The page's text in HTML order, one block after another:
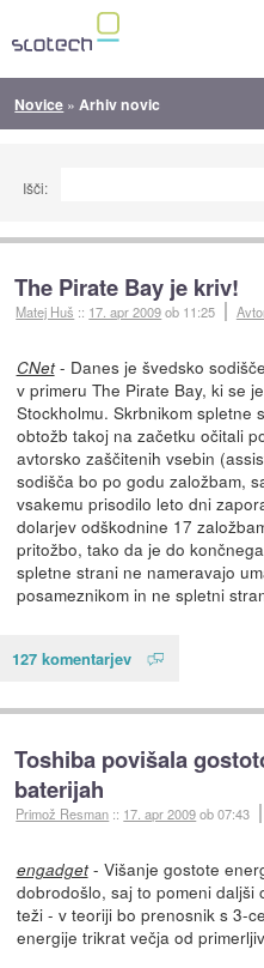
Novice » Arhiv novic
Išči:
The Pirate Bay je kriv!
Matej Huš :: 17. apr 2009ob 11:25
CNet- Danes je švedsko
v primeru The Pirate Bay, ki se
Stockholmu. Skrbnikom spletne
obtožb takoj na začetku očitali
avtorsko zaščitenih vsebin
sodišča bo po godu založbam,
vsakemu prisodilo leto dni
dolarjev odškodnine 17
pritožbo, tako da je do
spletne strani ne nameravajo
posameznikom in ne spletni
127 komentarjev
Toshiba povišala
baterijah
Primož Resman :: 17. apr 2009ob 07:43
engadget- Višanje gostote
dobrodošlo, saj to pomeni
teži - v teoriji bo prenosnik s 3-
energije trikrat večja od